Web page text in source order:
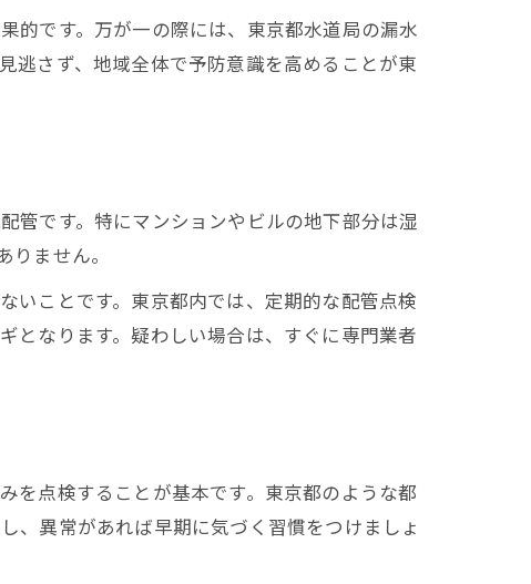
的です。万が一の際には、東京都水道局の漏水
逃さず、地域全体で予防意識を高めることが東
管です。特にマンションやビルの地下部分は湿
ません。
いことです。東京都内では、定期的な配管点検
となります。疑わしい場合は、すぐに専門業者
を点検することが基本です。東京都のような都
、異常があれば早期に気づく習慣をつけましょ